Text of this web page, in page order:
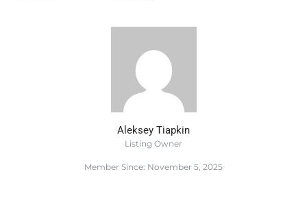
Aleksey Tiapkin
Listing Owner
Member Since: November 5, 2025